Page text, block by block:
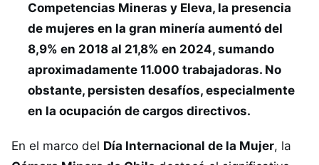
Competencias Mineras y Eleva, la presencia
de mujeres en la gran minería aumentó del
8,9% en 2018 al 21,8% en 2024, sumando
aproximadamente 11.000 trabajadoras. No
obstante, persisten desafíos, especialmente
en la ocupación de cargos directivos.
En el marco del Día Internacional de la Mujer, la